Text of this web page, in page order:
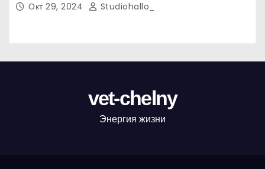
Окт 29, 2024 Studiohallo_
vet-chelny
Энергия жизни